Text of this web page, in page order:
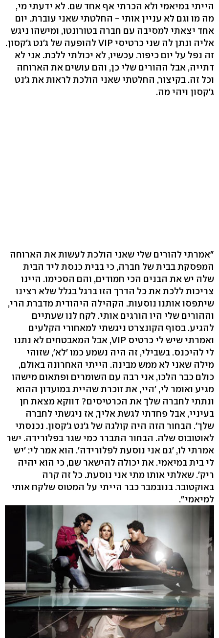
הייתי במיאמי ולא הכרתי אף אחד שם. לא ידעתי מי,
מה מו וגם לא עניין אותי - החלטתי שאני עוברת. יום
אחד יצאתי למסיבה עם חברה בטורונטו, ומישהו ניגש
אליה ונתן לה שני כרטיסי VIP להופעה של ג'נט ג'קסון.
זה נפל על יום כיפור. עכשיו, לא יכולתי ללכת. אני לא
דתייה, אבל ההורים שלי כן, והם עושים את הארוחה
וכל זה. בקיצור, החלטתי שאני הולכת לראות את ג'נט
ג'קסון ויהי מה.
"אמרתי להורים שלי שאני הולכת לעשות את הארוחה
המפסקת בבית של חברה, כי בבית כנסת ליד הבית
שלה יש את הבנים הכי חמודים, והם הסכימו. היינו
צריכות ללכת את כל הדרך הזו ברגל בגלל שלא רצינו
שיתפסו אותנו נוסעות. הקהילה היהודית מדברת הרי,
וההורים שלי היו הורגים אותי. לקח לנו שעתיים
להגיע. בסוף הקונצרט ניגשתי למאחורי הקלעים
ואמרתי שיש לי כרטיס VIP, אבל המאבטחים לא נתנו
לי להיכנס. בשבילי, זה היה נשמע כמו 'לא', שזוהי
מילה שאני לא ממש מבינה. הייתי האחרונה באולם,
כולם כבר הלכו, אני רבה עם השומרים ופתאום מישהו
מגיע ואומר לי, 'היי, את זוכרת שהיית במועדון ההוא
ונתתי לחברה שלך את הכרטיסים? דווקא מצאת חן
בעיניי, אבל פחדתי לגשת אליך, אז ניגשתי לחברה
שלך'. הבחור הזה היה קולגה של ג'נט ג'קסון. נכנסתי
לאוטובוס שלה. הבחור התברר כמי שגר בפלורידה. ישר
אמרתי לו, 'גם אני נוסעת לפלורידה'. הוא אמר לי: 'יש
לי בית במיאמי. את יכולה להישאר שם, כי הוא יהיה
ריק'. שאלתי אותו מתי אני נוסעת. כל זה קרה
באוקטובר. בנובמבר כבר הייתי על המטוס שלקח אותי
למיאמי".